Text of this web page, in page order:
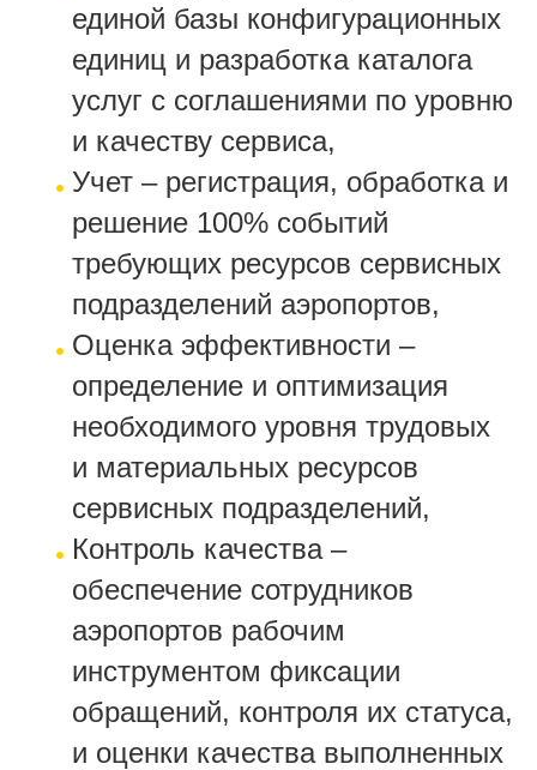
единой базы конфигурационных
единиц и разработка каталога
услуг с соглашениями по уровню
и качеству сервиса,
Учет – регистрация, обработка и
решение 100% событий
требующих ресурсов сервисных
подразделений аэропортов,
Оценка эффективности –
определение и оптимизация
необходимого уровня трудовых
и материальных ресурсов
сервисных подразделений,
Контроль качества –
обеспечение сотрудников
аэропортов рабочим
инструментом фиксации
обращений, контроля их статуса,
и оценки качества выполненных